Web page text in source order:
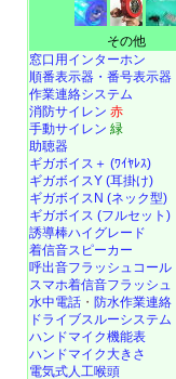
その他
窓口用インターホン
順番表示器・番号表示器
作業連絡システム
消防サイレン 赤
手動サイレン 緑
助聴器
ギガボイス＋ (ﾜｲﾔﾚｽ)
ギガボイスY (耳掛け)
ギガボイスN (ネック型)
ギガボイス (フルセット)
誘導棒ハイグレード
着信音スピーカー
呼出音フラッシュコール
スマホ着信音フラッシュ
水中電話 ・ 防水作業連絡
ドライブスルーシステム
ハンドマイク機能表
ハンドマイク大きさ
電気式人工喉頭